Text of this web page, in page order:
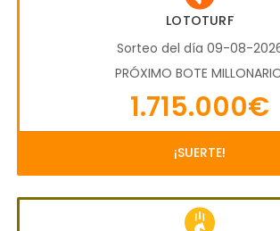
LOTOTURF
Sorteo del día 09-08-
PRÓXIMO BOTE
1.715.000€
¡SUERTE!